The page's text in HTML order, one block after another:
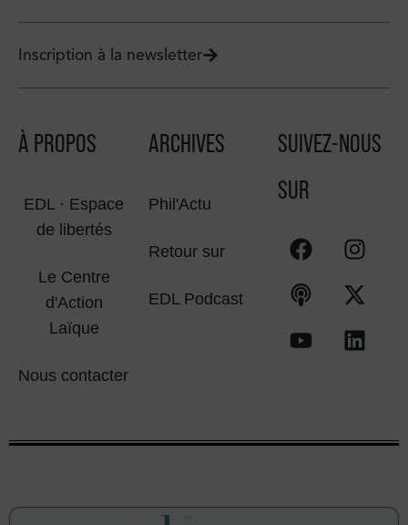
Inscription à la newsletter
À PROPOS
EDL · Espace
de libertés
Le Centre
d'Action
Laïque
Nous contacter
ARCHIVES
Phil'Actu
Retour sur
EDL Podcast
SUIVEZ-NOUS
SUR